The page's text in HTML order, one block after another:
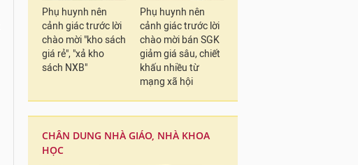
Phụ huynh nên
cảnh giác trước lời
chào mời "kho sách
giá rẻ", "xả kho
sách NXB"
Phụ huynh nên
cảnh giác trước lời
chào mời bán SGK
giảm giá sâu, chiết
khấu nhiều từ
mạng xã hội
CHÂN DUNG NHÀ GIÁO, NHÀ KHOA
HỌC